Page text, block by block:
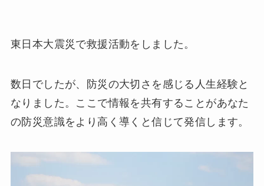
東日本大震災で救援活動をしました。
数日でしたが、防災の大切さを感じる人生経験と
なりました。ここで情報を共有することがあなた
の防災意識をより高く導くと信じて発信します。